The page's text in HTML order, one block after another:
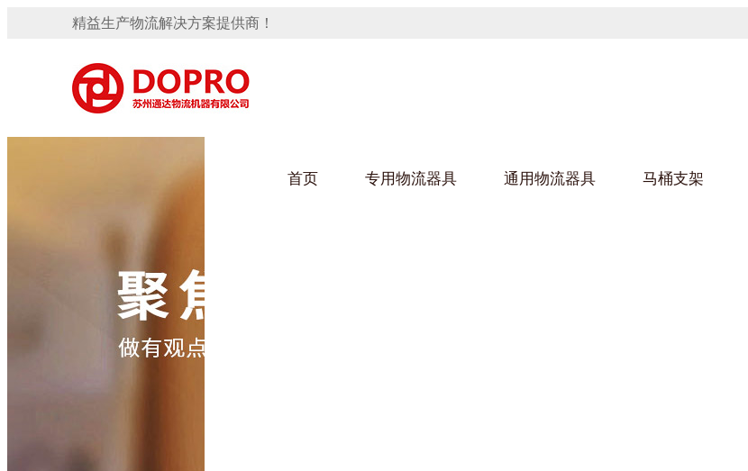
精益生产物流解决方案提供商！
首页 专用物流器具
91免费观看视频架
变速箱托盘
发动机料架
通用物流器具
手推车
马桶支架
隐藏式马桶水箱支架
汽车行业